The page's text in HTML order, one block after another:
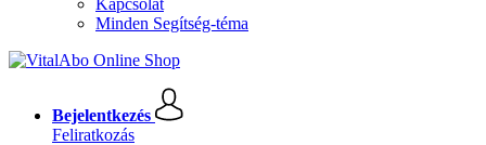
Kapcsolat
Minden Segítség-téma
Bejelentkezés
Feliratkozás